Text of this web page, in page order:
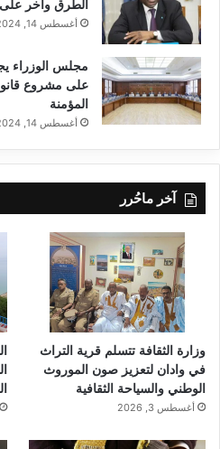
الطرق وآخر
أغسطس 14, 2024
مجلس الوزراء
على مشروع
المؤمنة
أغسطس 14, 2024
آخر ماحُرر
وزارة الثقافة تتسلم قرية التراث
في وادان لتعزيز صون الموروث
الوطني والسياحة الثقافية
أغسطس 3, 2026